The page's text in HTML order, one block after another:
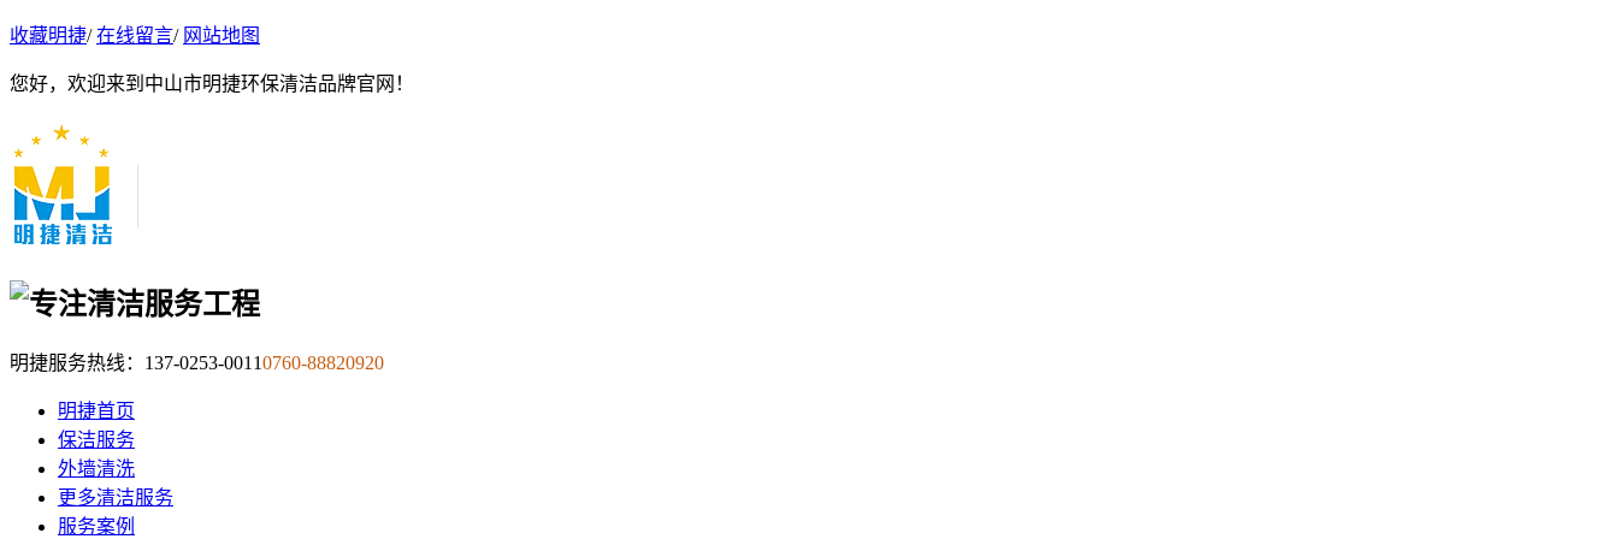
收藏明捷/在线留言/ 网站地图
您好，欢迎来到中山市明捷环保清洁品牌官网！
明捷服务热线： 137-0253-00110760-88820920
明捷首页
保洁服务
外墙清洗
更多清洁服务
服务案例